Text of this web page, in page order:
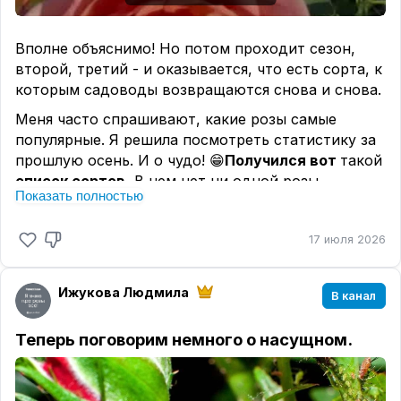
Ну а красавиц, уже по традиции,собрала в
корзинку
. Любуемся!
#лучшее
Вполне объяснимо! Но потом проходит сезон,
второй, третий - и оказывается, что есть сорта, к
которым садоводы возвращаются снова и снова.
Меня часто спрашивают, какие розы самые
популярные. Я решила посмотреть статистику за
прошлую осень. И о чудо! 😁Получился вот такой
список сортов. В нем нет ни одной розы,
известной только из-за моды или красивой
🌹 Роза английская Леди оф Шалотт (Lady of
Shalott (AUSnyson))- одна из самых надежных
английских роз. Отличная устойчивость к
заболеваниям и хорошая морозостойкость в
сочетании с оранжево-красными бутонами не
оставят никого равнодушным.
🌹 Роза английская Дарси Бассел (Darcey Bussell
Показать полностью
17 июля 2026
Ижукова Людмила В канал
Теперь поговорим немного о насущном.